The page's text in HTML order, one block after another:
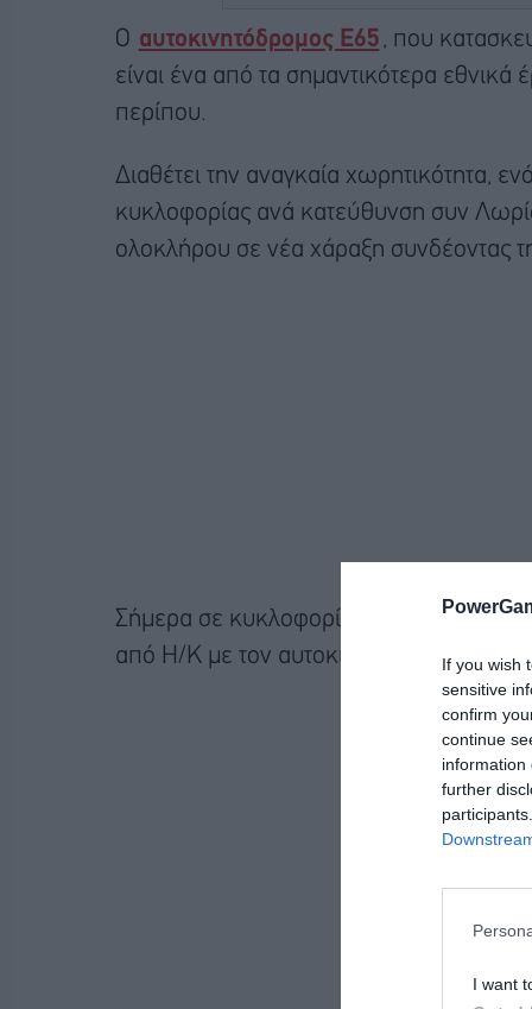
If you wish
sensitive
confirm
continue
information
further
I want
Ο αυτοκινητόδρομος Ε65 , που
είναι ένα από τα σημαντικότερα
περίπου.
Διαθέτει την αναγκαία χωρητικότητα,
κυκλοφορίας ανά κατεύθυνση συν
ολοκλήρου σε νέα χάραξη συνδέοντας
Σήμερα σε κυκλοφορία βρίσκονται 136
από Η/Κ με τον αυτοκινητόδρομο